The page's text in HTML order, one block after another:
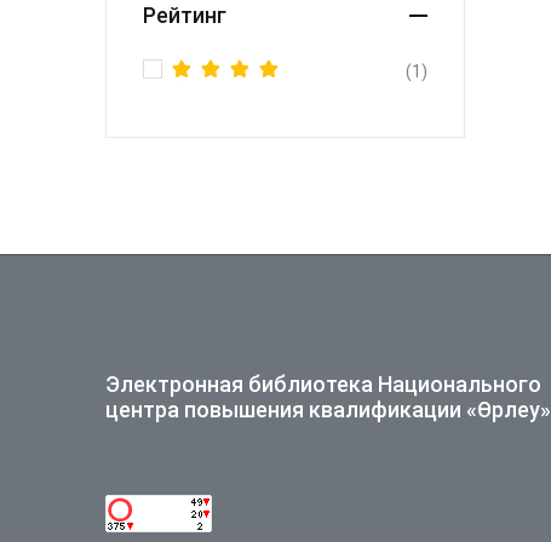
Рейтинг
(1)
Электронная библиотека Национального
центра повышения квалификации «Өрлеу»